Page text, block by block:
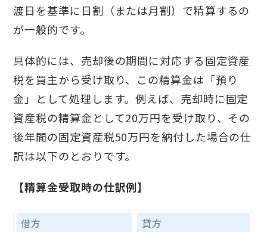
渡日を基準に日割（または月割）で精算するの
が一般的です。
具体的には、売却後の期間に対応する固定資産
税を買主から受け取り、この精算金は「預り
金」として処理します。例えば、売却時に固定
資産税の精算金として20万円を受け取り、その
後年間の固定資産税50万円を納付した場合の仕
訳は以下のとおりです。
【精算金受取時の仕訳例】
借方
貸方